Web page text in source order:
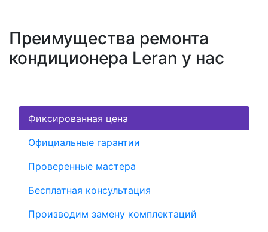
Преимущества ремонта
кондиционера Leran у нас
Фиксированная цена
Официальные гарантии
Проверенные мастера
Бесплатная консультация
Производим замену комплектаций